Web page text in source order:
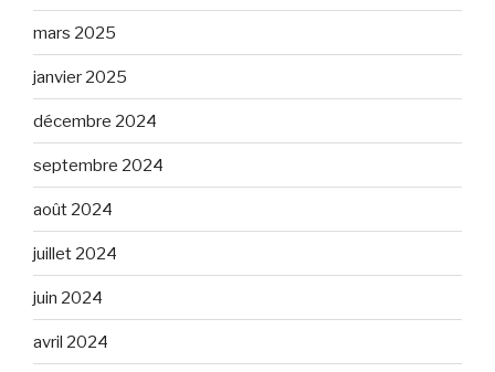
mars 2025
janvier 2025
décembre 2024
septembre 2024
août 2024
juillet 2024
juin 2024
avril 2024